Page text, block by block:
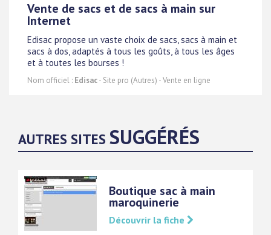
Vente de sacs et de sacs à main sur
Internet
Edisac propose un vaste choix de sacs, sacs à main et
sacs à dos, adaptés à tous les goûts, à tous les âges
et à toutes les bourses !
Nom officiel : Edisac- Site pro (Autres) - Vente en ligne
AUTRES SITES SUGGÉRÉS
Boutique sac à main
maroquinerie
Découvrir la fiche